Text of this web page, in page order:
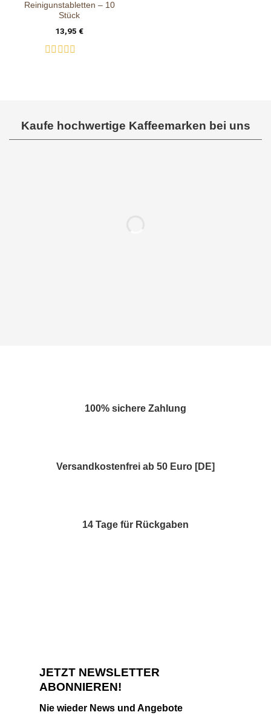
Reinigunstabletten – 10
Stück
13,95 €
Kaufe hochwertige Kaffeemarken bei uns
100% sichere Zahlung
Versandkostenfrei ab 50 Euro [DE]
14 Tage für Rückgaben
JETZT NEWSLETTER
ABONNIEREN!
Nie wieder News und Angebote